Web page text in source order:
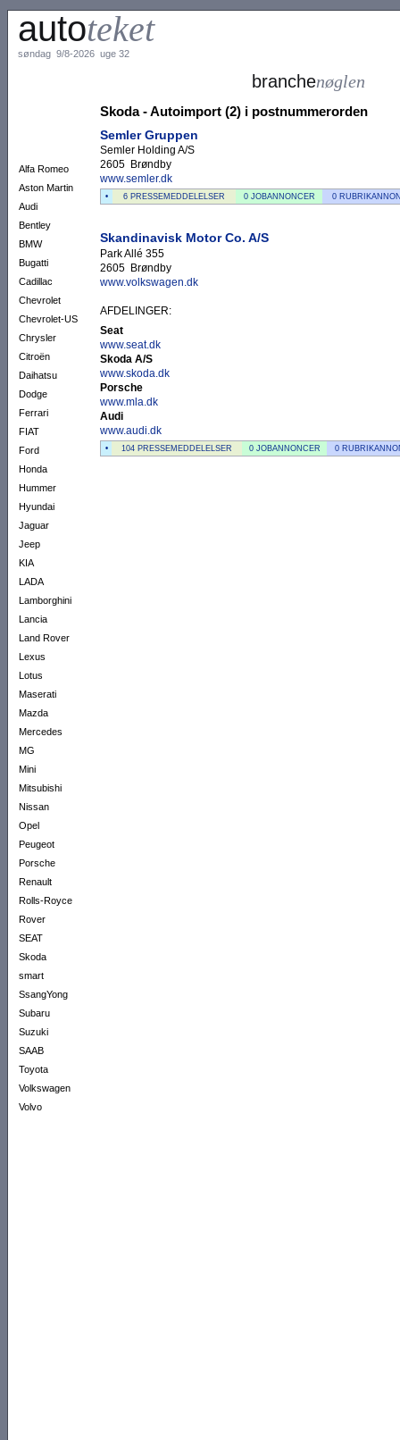
autoteket
søndag 9/8-2026 uge 32
Alfa Romeo
Aston Martin
Audi
Bentley
BMW
Bugatti
Cadillac
Chevrolet
Chevrolet-US
Chrysler
Citroën
Daihatsu
Dodge
Ferrari
FIAT
Ford
Honda
Hummer
Hyundai
Jaguar
Jeep
KIA
LADA
Lamborghini
Lancia
Land Rover
Lexus
Lotus
Maserati
Mazda
Mercedes
MG
Mini
Mitsubishi
Nissan
Opel
Peugeot
Porsche
Renault
Rolls-Royce
Rover
SEAT
Skoda
smart
SsangYong
Subaru
Suzuki
SAAB
Toyota
Volkswagen
Volvo
branchenøglen
Skoda - Autoimport (2) i postnummerorden
Semler Gruppen
Semler Holding A/S
2605 Brøndby
www.semler.dk
• 6 PRESSEMEDDELELSER 0 JOBANNONCER 0
Skandinavisk Motor Co. A/S
Park Allé 355
2605 Brøndby
www.volkswagen.dk
AFDELINGER:
Seat
www.seat.dk
Skoda A/S
www.skoda.dk
Porsche
www.mla.dk
Audi
www.audi.dk
• 104 PRESSEMEDDELELSER 0 JOBANNONCER 0